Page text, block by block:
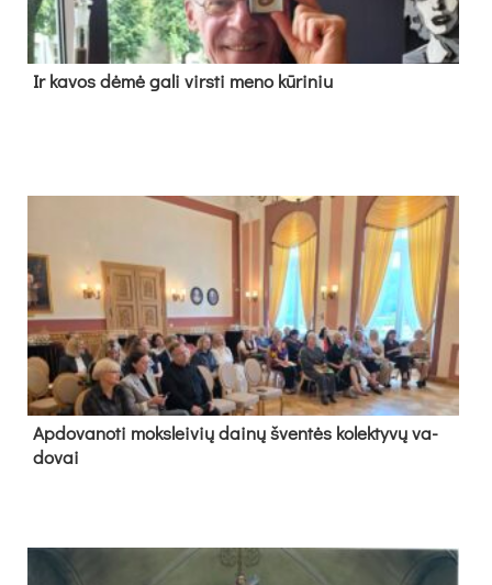
Ir ka­vos dė­mė ga­li virs­ti me­no kū­ri­niu
Ap­do­va­no­ti moks­lei­vių dai­nų šven­tės ko­lek­ty­vų va­
do­vai